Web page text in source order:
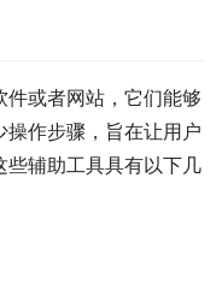
或者网站，它们能够
作步骤，旨在让用户
些辅助工具具有以下几